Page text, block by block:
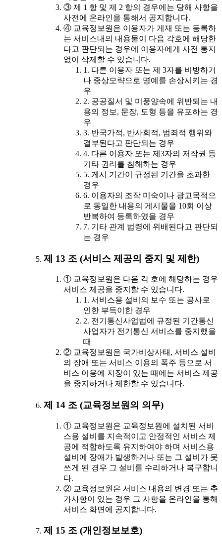
③ 제 1 항 및 제 2 항의 경우에는 당해 사항을
사전에 온라인을 통해서 공지합니다.
④ 교육정보원은 이용자가 게재 또는 등록하
는 서비스내의 내용물이 다음 각호에 해당한
다고 판단되는 경우에 이용자에게 사전 통지
없이 삭제할 수 있습니다.
1. 다른 이용자 또는 제 3자를 비방하거
나 중상모략으로 명예를 손상시키는 경
우
2. 공공질서 및 미풍양속에 위반되는 내
용의 정보, 문장, 도형 등을 유포하는 경
우
3. 반국가적, 반사회적, 범죄적 행위와
결부된다고 판단되는 경우
4. 다른 이용자 또는 제3자의 저작권 등
기타 권리를 침해하는 경우
5. 게시 기간이 규정된 기간을 초과한
경우
6. 이용자의 조작 미숙이나 광고목적으
로 동일한 내용의 게시물을 10회 이상
반복하여 등록하였을 경우
7. 기타 관계 법령에 위배된다고 판단되
는 경우
제 13 조 (서비스 제공의 중지 및 제한)
① 교육정보원은 다음 각 호에 해당하는 경우
서비스 제공을 중지할 수 있습니다.
1. 서비스용 설비의 보수 또는 공사로
인한 부득이한 경우
2. 전기통신사업법에 규정된 기간통신
사업자가 전기통신 서비스를 중지했을
때
② 교육정보원은 국가비상사태, 서비스 설비
의 장애 또는 서비스 이용의 폭주 등으로 서
비스 이용에 지장이 있는 때에는 서비스 제공
을 중지하거나 제한할 수 있습니다.
제 14 조 (교육정보원의 의무)
① 교육정보원은 교육정보원에 설치된 서비
스용 설비를 지속적이고 안정적인 서비스 제
공에 적합하도록 유지하여야 하며 서비스용
설비에 장애가 발생하거나 또는 그 설비가 못
쓰게 된 경우 그 설비를 수리하거나 복구합니
다.
② 교육정보원은 서비스 내용의 변경 또는 추
가사항이 있는 경우 그 사항을 온라인을 통해
서비스 화면에 공지합니다.
제 15 조 (개인정보보호)